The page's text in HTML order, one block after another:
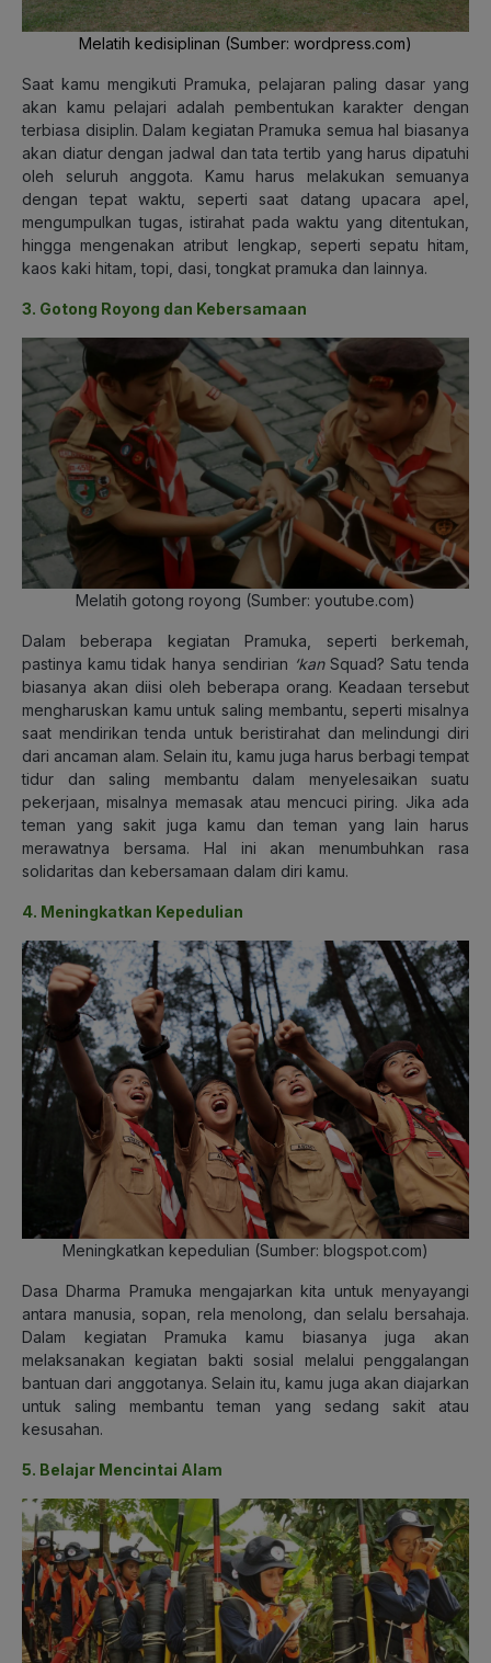
Melatih kedisiplinan (Sumber: wordpress.com)
Saat kamu mengikuti Pramuka, pelajaran paling dasar yang
akan kamu pelajari adalah pembentukan karakter dengan
terbiasa disiplin. Dalam kegiatan Pramuka semua hal biasanya
akan diatur dengan jadwal dan tata tertib yang harus dipatuhi
oleh seluruh anggota. Kamu harus melakukan semuanya
dengan tepat waktu, seperti saat datang upacara apel,
mengumpulkan tugas, istirahat pada waktu yang ditentukan,
hingga mengenakan atribut lengkap, seperti sepatu hitam,
kaos kaki hitam, topi, dasi, tongkat pramuka dan lainnya.
3. Gotong Royong dan Kebersamaan
Melatih gotong royong (Sumber: youtube.com)
Dalam beberapa kegiatan Pramuka, seperti berkemah,
pastinya kamu tidak hanya sendirian ‘kanSquad? Satu tenda
biasanya akan diisi oleh beberapa orang. Keadaan tersebut
mengharuskan kamu untuk saling membantu, seperti misalnya
saat mendirikan tenda untuk beristirahat dan melindungi diri
dari ancaman alam. Selain itu, kamu juga harus berbagi tempat
tidur dan saling membantu dalam menyelesaikan suatu
pekerjaan, misalnya memasak atau mencuci piring. Jika ada
teman yang sakit juga kamu dan teman yang lain harus
merawatnya bersama. Hal ini akan menumbuhkan rasa
solidaritas dan kebersamaan dalam diri kamu.
4. Meningkatkan Kepedulian
Meningkatkan kepedulian (Sumber: blogspot.com)
Dasa Dharma Pramuka mengajarkan kita untuk menyayangi
antara manusia, sopan, rela menolong, dan selalu bersahaja.
Dalam kegiatan Pramuka kamu biasanya juga akan
melaksanakan kegiatan bakti sosial melalui penggalangan
bantuan dari anggotanya. Selain itu, kamu juga akan diajarkan
untuk saling membantu teman yang sedang sakit atau
kesusahan.
5. Belajar Mencintai Alam